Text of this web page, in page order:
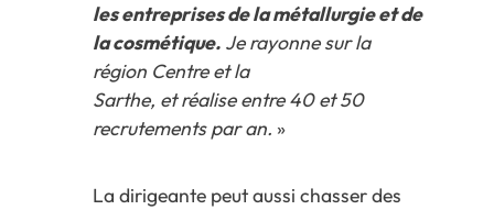
les entreprises de la métallurgie et de
la cosmétique. Jerayonnesur la
région Centre et la
Sarthe, etréaliseentre 40 et 50
recrutements par an. »
La dirigeante peut aussi chasser des